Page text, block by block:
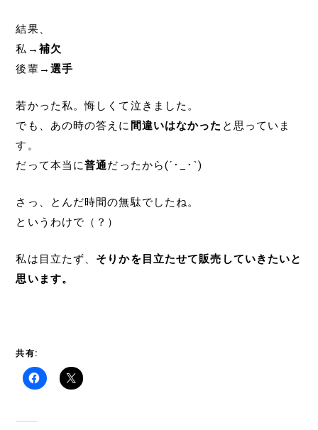
結果、
私→ 補欠
後輩→ 選手
若かった私。悔しくて泣きました。
でも、あの時の答えに 間違いはなかった と思っていま
す。
だって本当に普通だったから(´･_･`)
さっ、とんだ時間の無駄でしたね。
というわけで（？）
私は目立たず、 そりかを目立たせて販売していきたいと
思います。
共有: